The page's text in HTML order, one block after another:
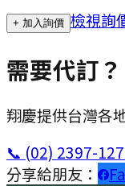
+ 加入詢價 檢視詢
需要代訂？
翔慶提供台灣各
📞 (02) 2397-
分享給朋友：